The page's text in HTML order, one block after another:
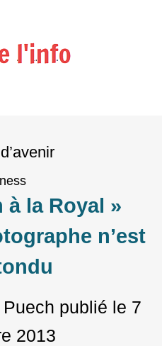
à la Royal »
n’est
publié le 7
2013